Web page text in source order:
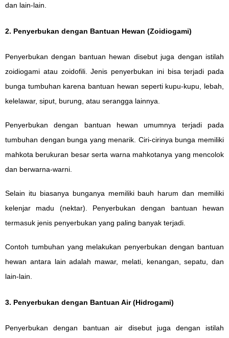
dan lain-lain.
2. Penyerbukan dengan Bantuan Hewan (Zoidiogami)
Penyerbukan dengan bantuan hewan disebut juga dengan istilah
zoidiogami atau zoidofili. Jenis penyerbukan ini bisa terjadi pada
bunga tumbuhan karena bantuan hewan seperti kupu-kupu, lebah,
kelelawar, siput, burung, atau serangga lainnya.
Penyerbukan dengan bantuan hewan umumnya terjadi pada
tumbuhan dengan bunga yang menarik. Ciri-cirinya bunga memiliki
mahkota berukuran besar serta warna mahkotanya yang mencolok
dan berwarna-warni.
Selain itu biasanya bunganya memiliki bauh harum dan memiliki
kelenjar madu (nektar). Penyerbukan dengan bantuan hewan
termasuk jenis penyerbukan yang paling banyak terjadi.
Contoh tumbuhan yang melakukan penyerbukan dengan bantuan
hewan antara lain adalah mawar, melati, kenangan, sepatu, dan
lain-lain.
3. Penyerbukan dengan Bantuan Air (Hidrogami)
Penyerbukan dengan bantuan air disebut juga dengan istilah